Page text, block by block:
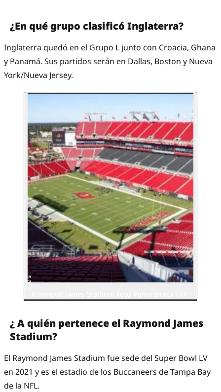
¿En qué grupo clasificó Inglaterra?
Inglaterra quedó en el Grupo L junto con Croacia, Ghana
y Panamá. Sus partidos serán en Dallas, Boston y Nueva
York/Nueva Jersey.
¿ A quién pertenece el Raymond James
Stadium?
El Raymond James Stadium fue sede del Super Bowl LV
en 2021 y es el estadio de los Buccaneers de Tampa Bay
de la NFL.